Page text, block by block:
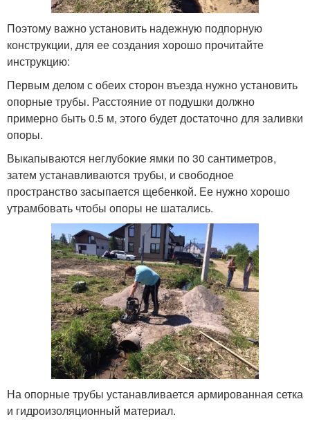
Поэтому важно установить надежную подпорную
конструкции, для ее создания хорошо прочитайте
инструкцию:
Первым делом с обеих сторон въезда нужно установить
опорные трубы. Расстояние от подушки должно
примерно быть 0.5 м, этого будет достаточно для заливки
опоры.
Выкапываются неглубокие ямки по 30 сантиметров,
затем устанавливаются трубы, и свободное
пространство засыпается щебенкой. Ее нужно хорошо
утрамбовать чтобы опоры не шатались.
На опорные трубы устанавливается армированная сетка
и гидроизоляционный материал.